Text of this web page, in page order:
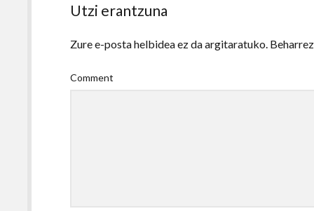
Utzi erantzuna
Zure e-posta helbidea ez da argitaratuko.
Comment